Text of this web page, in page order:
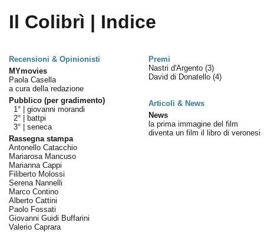
Il Colibrì | Indice
Recensioni & Opinionisti
Premi
MYmovies
Paola Casella
a cura della redazione
Pubblico (per gradimento)
1° | giovanni morandi
2° |
battpi
3° | seneca
Rassegna stampa
Antonello Catacchio
Mariarosa Mancuso
Marianna Cappi
Filiberto Molossi
Serena Nannelli
Marco Contino
Alberto Cattini
Paolo Fossati
Giovanni Guidi Buffarini
Valerio Caprara
Nastri d'Argento (3)
David di Donatello (4)
Articoli & News
News
la prima immagine del film
diventa un film il libro di veronesi